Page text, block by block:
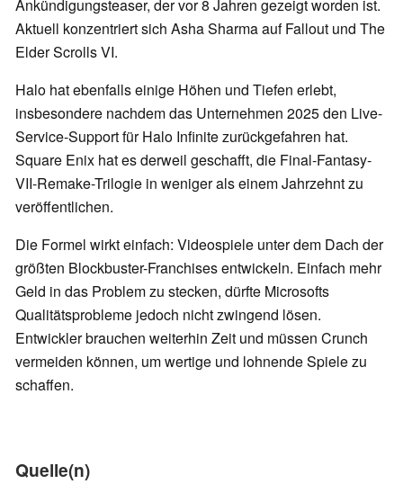
Ankündigungsteaser, der vor 8 Jahren gezeigt worden ist.
Aktuell konzentriert sich Asha Sharma auf Fallout und The
Elder Scrolls VI.
Halo hat ebenfalls einige Höhen und Tiefen erlebt,
insbesondere nachdem das Unternehmen 2025 den Live-
Service-Support für Halo Infinite zurückgefahren hat.
Square Enix hat es derweil geschafft, die Final-Fantasy-
VII-Remake-Trilogie in weniger als einem Jahrzehnt zu
veröffentlichen.
Die Formel wirkt einfach: Videospiele unter dem Dach der
größten Blockbuster-Franchises entwickeln. Einfach mehr
Geld in das Problem zu stecken, dürfte Microsofts
Qualitätsprobleme jedoch nicht zwingend lösen.
Entwickler brauchen weiterhin Zeit und müssen Crunch
vermeiden können, um wertige und lohnende Spiele zu
schaffen.
Quelle(n)